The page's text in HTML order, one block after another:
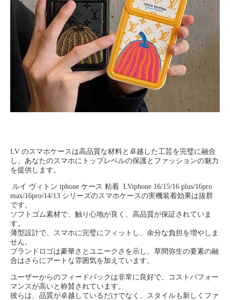
LV のスマホケースは高品質な材料と卓越した工芸を完璧に融合
し、あなたのスマホにトップレベルの保護とファッションの魅力
を提供します。
ルイ ヴィトン iphone ケース 粘着 LViphone 16/15/16 plus/16pro
max/16pro/14/13 シリーズのスマホケースの実機装着効果は抜群
です。
ソフトゴム素材で、触り心地が良く、高品質が保証されていま
す。
薄型設計で、スマホに完璧にフィットし、余分な負担を増やしま
せん。
ブランドロゴは豪華さとユニークさを示し、草間弥生の要素の融
合はさらにアートな雰囲気を加えています。
ユーザーからのフィードバックは非常に良好で、コストパフォー
マンスが高いと称賛されています。
彼らは、品質が卓越しているだけでなく、スタイルも新しくファ